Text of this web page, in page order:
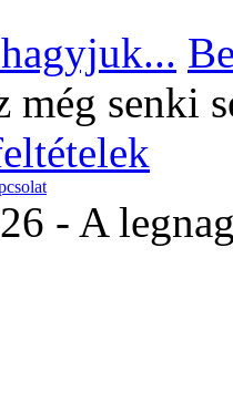
még senki
- A